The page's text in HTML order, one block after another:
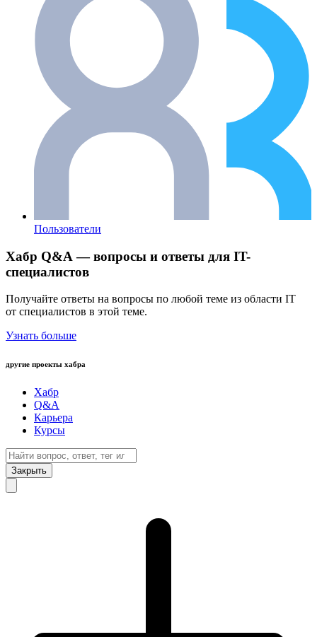
Пользователи
Хабр Q&A — вопросы и ответы для IT-
специалистов
Получайте ответы на вопросы по любой теме из области IT
от специалистов в этой теме.
Узнать больше
другие проекты хабра
Хабр
Q&A
Карьера
Курсы
Закрыть